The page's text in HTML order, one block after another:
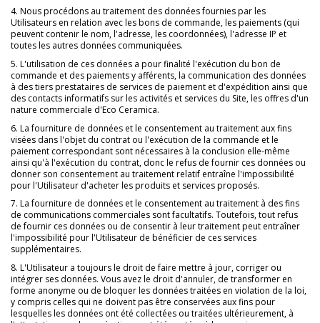
4. Nous procédons au traitement des données fournies par les
Utilisateurs en relation avec les bons de commande, les paiements (qui
peuvent contenir le nom, l'adresse, les coordonnées), l'adresse IP et
toutes les autres données communiquées.
5. L'utilisation de ces données a pour finalité l'exécution du bon de
commande et des paiements y afférents, la communication des données
à des tiers prestataires de services de paiement et d'expédition ainsi que
des contacts informatifs sur les activités et services du Site, les offres d'un
nature commerciale d'Eco Ceramica.
6. La fourniture de données et le consentement au traitement aux fins
visées dans l'objet du contrat ou l'exécution de la commande et le
paiement correspondant sont nécessaires à la conclusion elle-même
ainsi qu'à l'exécution du contrat, donc le refus de fournir ces données ou
donner son consentement au traitement relatif entraîne l'impossibilité
pour l'Utilisateur d'acheter les produits et services proposés.
7. La fourniture de données et le consentement au traitement à des fins
de communications commerciales sont facultatifs. Toutefois, tout refus
de fournir ces données ou de consentir à leur traitement peut entraîner
l'impossibilité pour l'Utilisateur de bénéficier de ces services
supplémentaires.
8. L'Utilisateur a toujours le droit de faire mettre à jour, corriger ou
intégrer ses données. Vous avez le droit d'annuler, de transformer en
forme anonyme ou de bloquer les données traitées en violation de la loi,
y compris celles qui ne doivent pas être conservées aux fins pour
lesquelles les données ont été collectées ou traitées ultérieurement, à